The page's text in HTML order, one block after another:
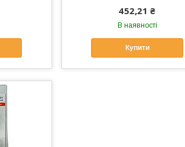
452,21 ₴
В наявності
Купити